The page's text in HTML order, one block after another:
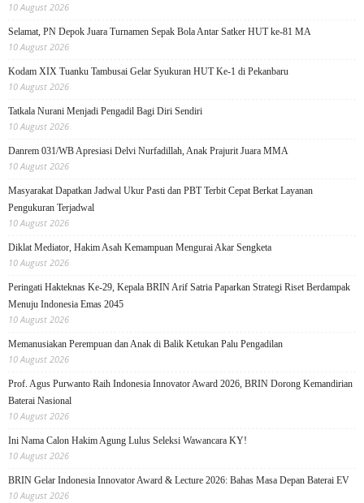
10 August 2026
Selamat, PN Depok Juara Turnamen Sepak Bola Antar Satker HUT ke-81 MA
10 August 2026
Kodam XIX Tuanku Tambusai Gelar Syukuran HUT Ke-1 di Pekanbaru
10 August 2026
Tatkala Nurani Menjadi Pengadil Bagi Diri Sendiri
10 August 2026
Danrem 031/WB Apresiasi Delvi Nurfadillah, Anak Prajurit Juara MMA
10 August 2026
Masyarakat Dapatkan Jadwal Ukur Pasti dan PBT Terbit Cepat Berkat Layanan
Pengukuran Terjadwal
10 August 2026
Diklat Mediator, Hakim Asah Kemampuan Mengurai Akar Sengketa
10 August 2026
Peringati Hakteknas Ke-29, Kepala BRIN Arif Satria Paparkan Strategi Riset Berdampak
Menuju Indonesia Emas 2045
10 August 2026
Memanusiakan Perempuan dan Anak di Balik Ketukan Palu Pengadilan
10 August 2026
Prof. Agus Purwanto Raih Indonesia Innovator Award 2026, BRIN Dorong Kemandirian
Baterai Nasional
10 August 2026
Ini Nama Calon Hakim Agung Lulus Seleksi Wawancara KY!
10 August 2026
BRIN Gelar Indonesia Innovator Award & Lecture 2026: Bahas Masa Depan Baterai EV
10 August 2026